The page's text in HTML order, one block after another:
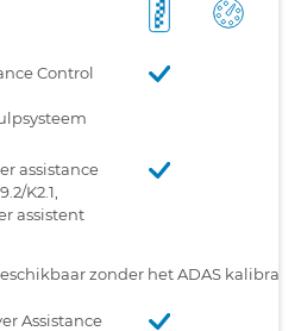
Control
assistance
K2.1,
assistent
zonder het ADAS
Assistance